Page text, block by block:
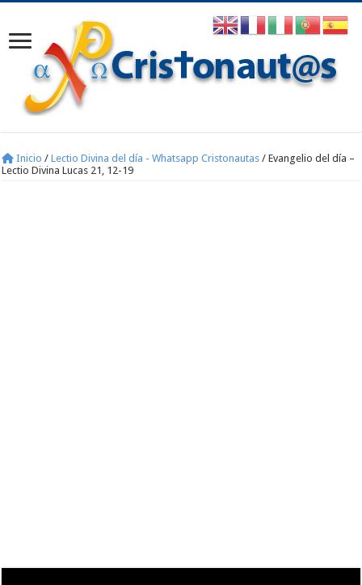
Inicio / Lectio Divina del día - Whatsapp Cristonautas / Evangelio del día –
Lectio Divina Lucas 21, 12-19